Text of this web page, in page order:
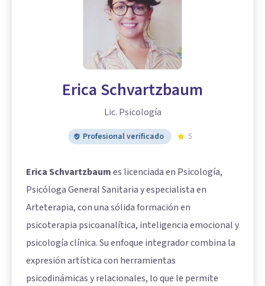
Erica Schvartzbaum
Lic. Psicología
Profesional verificado 5
Erica Schvartzbaumes licenciada en Psicología,
Psicóloga General Sanitaria y especialista en
Arteterapia, con una sólida formación en
psicoterapia psicoanalítica, inteligencia emocional y
psicología clínica. Su enfoque integrador combina la
expresión artística con herramientas
psicodinámicas y relacionales, lo que le permite